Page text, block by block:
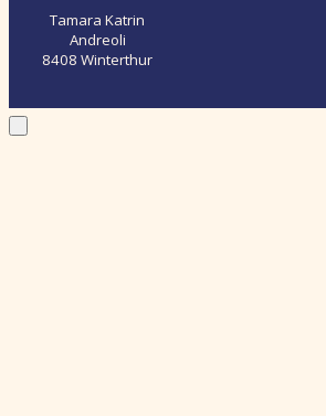
Tamara Katrin
Andreoli
8408 Winterthur